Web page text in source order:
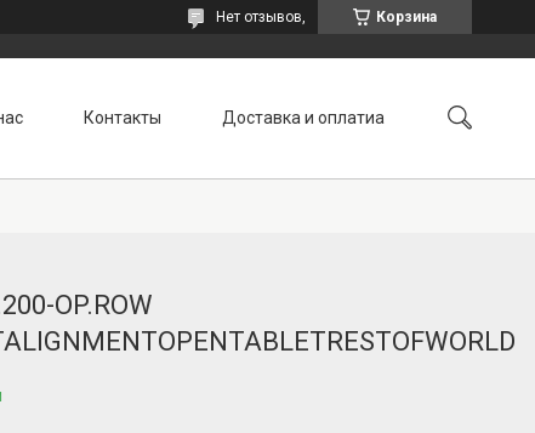
Корзина
Нет отзывов,
Контакты Доставка и оплатиа
OP.ROW